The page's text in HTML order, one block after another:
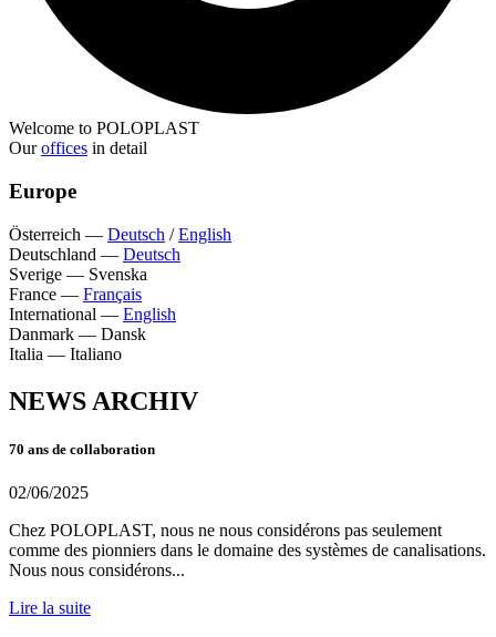
Welcome to POLOPLAST
Ouroffices in detail
Europe
Österreich — Deutsch /English
Deutschland — Deutsch
Sverige — Svenska
France — Français
International — English
Danmark — Dansk
Italia — Italiano
NEWS ARCHIV
70 ans de collaboration
02/06/2025
Chez POLOPLAST, nous ne nous considérons pas seulement
comme des pionniers dans le domaine des systèmes de canalisations.
Nous nous considérons...
Lire la suite